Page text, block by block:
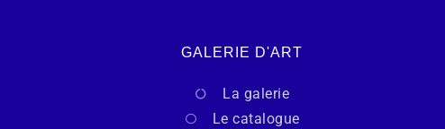
GALERIE D'ART
La galerie
Le catalogue